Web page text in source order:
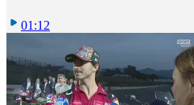
01:12